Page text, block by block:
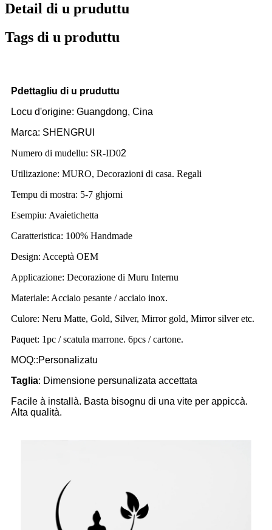
Detail di u pruduttu
Tags di u produttu
Pdettagliu di u pruduttu
Locu d'origine: Guangdong, Cina
Marca: SHENGRUI
Numero di mudellu: SR-ID02
Utilizazione: MURO, Decorazioni di casa. Regali
Tempu di mostra: 5-7 ghjorni
Esempiu: Avaietichetta
Caratteristica: 100% Handmade
Design: Acceptà OEM
Applicazione: Decorazione di Muru Internu
Materiale: Acciaio pesante / acciaio inox.
Culore: Neru Matte, Gold, Silver, Mirror gold, Mirror silver etc.
Paquet: 1pc / scatula marrone. 6pcs / cartone.
MOQ::Personalizatu
Taglia: Dimensione persunalizata accettata
Facile à installà. Basta bisognu di una vite per appiccà.
Alta qualità.